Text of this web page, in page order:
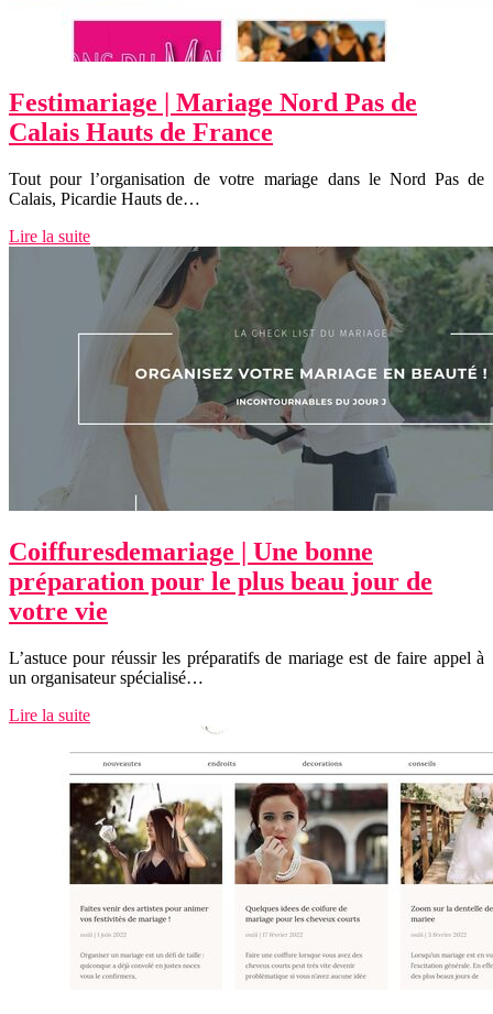
Festimaria­ge | Mariage Nord Pas de
Calais Hauts de France
Tout pour l’organisation de votre mariage dans le Nord Pas de
Calais, Picardie Hauts de…
Lire la suite
Coiffures­demaria­ge | Une bonne
préparation pour le plus beau jour de
votre vie
L’astuce pour réussir les préparatifs de mariage est de faire appel à
un organisateur spécialisé…
Lire la suite